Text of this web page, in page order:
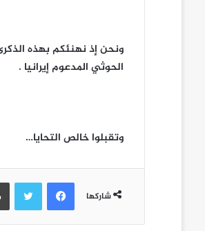
ونحن إذ نهنئكم بهذه
الحوثي المدعوم إيرانيا .
وتقبلوا خالص التحايا…
شاركها
فيسبوك تويتر